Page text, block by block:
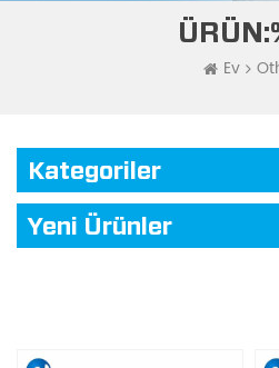
Ev
Kategoriler
Yeni Ürünler